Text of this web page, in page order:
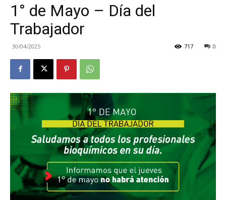
1° de Mayo – Día del
Trabajador
30/04/2025 0
717